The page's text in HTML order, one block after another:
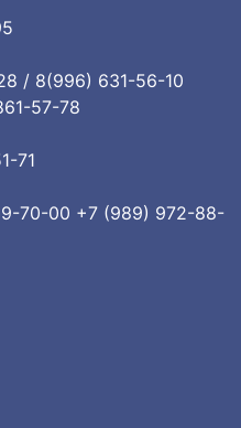
/ 8(996) 631-56-10
57-78
71
70-00 +7 (989) 972-88-